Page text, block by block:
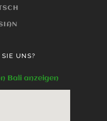
UNS?
Bali anzeigen